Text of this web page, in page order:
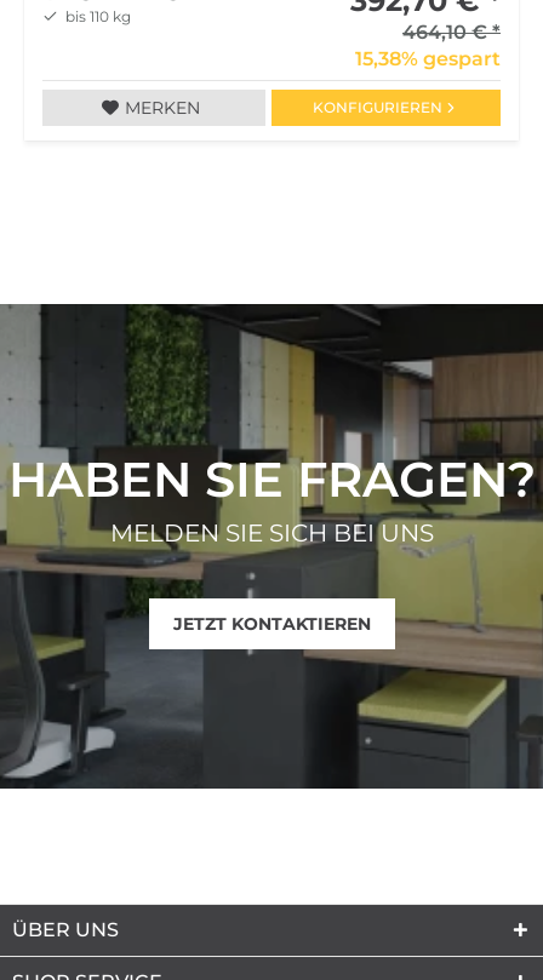
bis 110 kg
464,10 € *
15,38% gespart
MERKEN KONFIGURIEREN
HABEN SIE FRAGEN?
MELDEN SIE SICH BEI UNS
JETZT KONTAKTIEREN
ÜBER UNS